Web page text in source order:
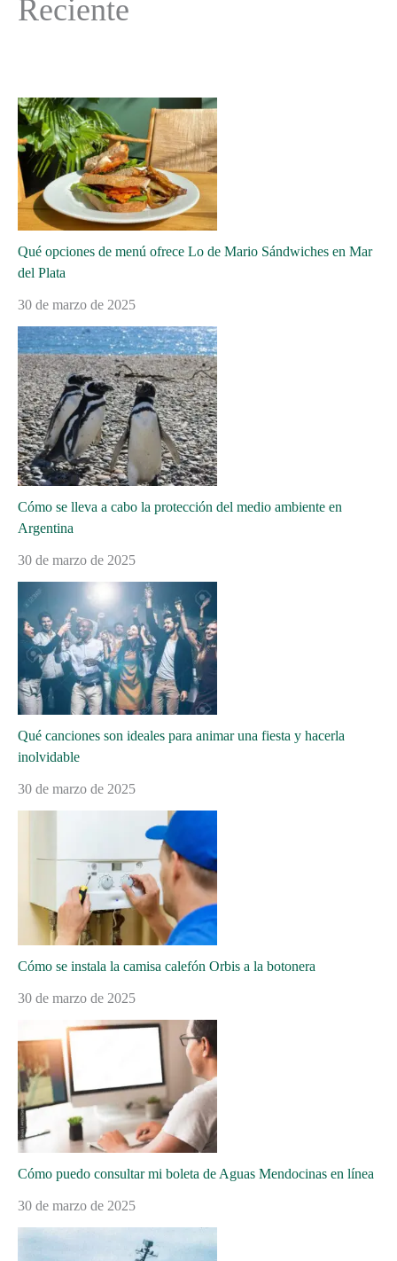
Reciente
Qué opciones de menú ofrece Lo de Mario Sándwiches en Mar
del Plata
30 de marzo de 2025
Cómo se lleva a cabo la protección del medio ambiente en
Argentina
30 de marzo de 2025
Qué canciones son ideales para animar una fiesta y hacerla
inolvidable
30 de marzo de 2025
Cómo se instala la camisa calefón Orbis a la botonera
30 de marzo de 2025
Cómo puedo consultar mi boleta de Aguas Mendocinas en línea
30 de marzo de 2025